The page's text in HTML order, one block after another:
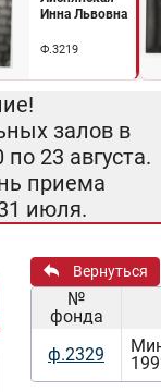
Инна Львовна
Ф.3219
залов в
23 августа.
приема
июля.
Вернуться
№
фонда
ф.2329